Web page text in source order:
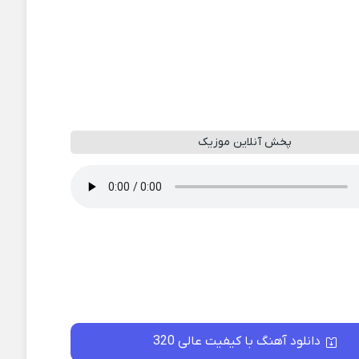
پخش آنلاین موزیک
دانلود آهنگ با کیفیت عالی 320